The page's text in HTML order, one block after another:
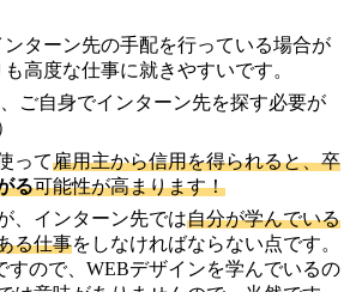
ンターン先の手配を行っている場合が
高度な仕事に就きやすいです。
ご自身でインターン先を探す必要が
って雇用主から信用を得られると、卒
る可能性が高まります！
、インターン先では自分が学んでいる
る仕事をしなければならない点です。
すので、WEBデザインを学んでいるの